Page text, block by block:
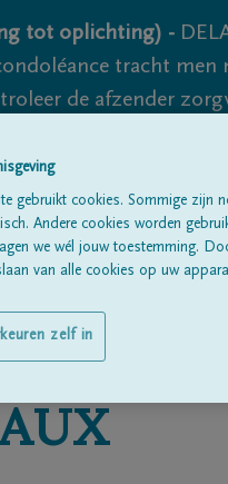
tot oplichting) -
tracht
de afzender
volledig uit te
gebruikt cookies. Sommige zijn
Andere cookies worden
we wél jouw toestemming.
van alle cookies op uw
zelf in